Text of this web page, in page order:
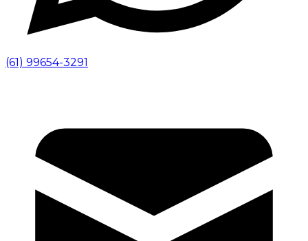
(61) 99654-3291